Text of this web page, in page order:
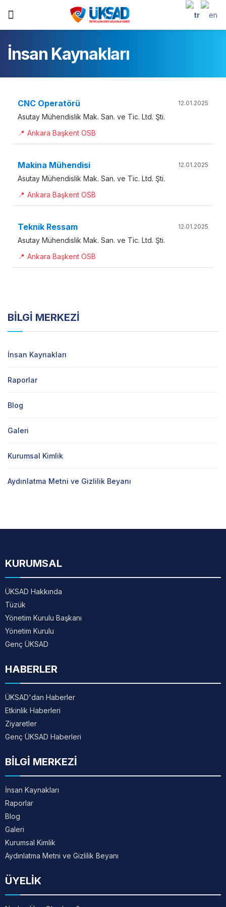
İnsan Kaynakları
CNC Operatörü 12.01.2025
Asutay Mühendislik Mak. San. ve Tic. Ltd. Şti.
📍 Ankara Başkent OSB
Makina Mühendisi 12.01.2025
Asutay Mühendislik Mak. San. ve Tic. Ltd. Şti.
📍 Ankara Başkent OSB
Teknik Ressam 12.01.2025
Asutay Mühendislik Mak. San. ve Tic. Ltd. Şti.
📍 Ankara Başkent OSB
BİLGİ MERKEZİ
İnsan Kaynakları
Raporlar
Blog
Galeri
Kurumsal Kimlik
Aydınlatma Metni ve Gizlilik Beyanı
KURUMSAL
ÜKSAD Hakkında
Tüzük
Yönetim Kurulu Başkanı
Yönetim Kurulu
Genç ÜKSAD
HABERLER
ÜKSAD'dan Haberler
Etkinlik Haberleri
Ziyaretler
Genç ÜKSAD Haberleri
BİLGİ MERKEZİ
İnsan Kaynakları
Raporlar
Blog
Galeri
Kurumsal Kimlik
Aydınlatma Metni ve Gizlilik Beyanı
ÜYELİK